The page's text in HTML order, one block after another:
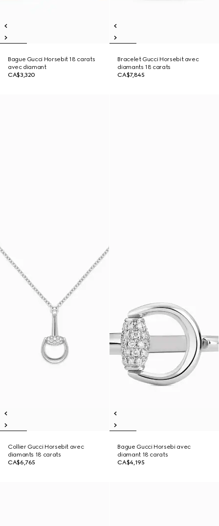
Bague Gucci Horsebit 18 carats
avec diamant
CA$3,320
Bracelet Gucci Horsebit avec
diamants 18 carats
CA$7,845
Collier Gucci Horsebit avec
diamants 18 carats
CA$6,765
Bague Gucci Horsebi avec
diamant 18 carats
CA$4,195